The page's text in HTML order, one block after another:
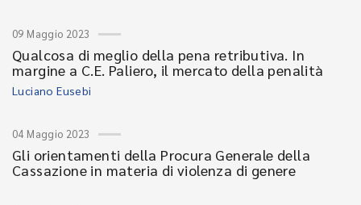
09 Maggio 2023
Qualcosa di meglio della pena retributiva. In
margine a C.E. Paliero, il mercato della penalità
Luciano Eusebi
04 Maggio 2023
Gli orientamenti della Procura Generale della
Cassazione in materia di violenza di genere